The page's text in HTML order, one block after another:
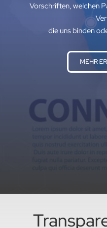
Vorschriften, welchen
die uns binden
MEHR